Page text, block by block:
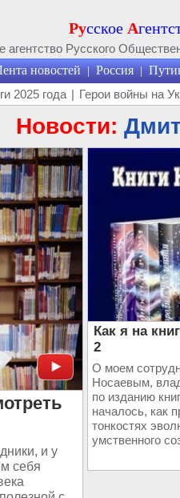
Русское А
Русского
новостей | Россия |
2025 года | Герои войны на
Новости:
и у
себя
Как я на
2
О моем
Носаевым,
по изданию
началось, как
тонкостях
умственного